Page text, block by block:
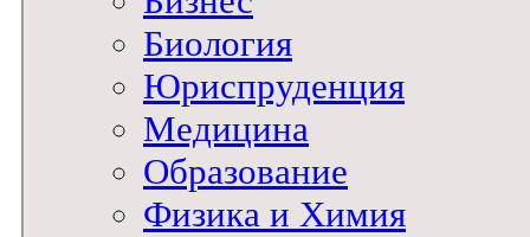
Биология
Юриспруденция
Медицина
Образование
Физика и Химия